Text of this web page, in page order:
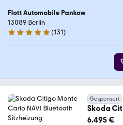
Flott Automobile Pankow
13089 Berlin
4.9 Sterne
(131)
Gesponsert
Skoda
Bluetooth
6.495 €